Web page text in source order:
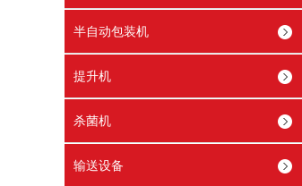
半自动包装机
提升机
杀菌机
输送设备